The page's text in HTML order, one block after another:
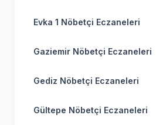
Evka 1 Nöbetçi Eczaneleri
Gaziemir Nöbetçi Eczaneleri
Gediz Nöbetçi Eczaneleri
Gültepe Nöbetçi Eczaneleri